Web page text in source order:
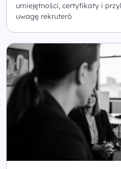
umiejętności, certyfikaty i
uwagę rekruteró